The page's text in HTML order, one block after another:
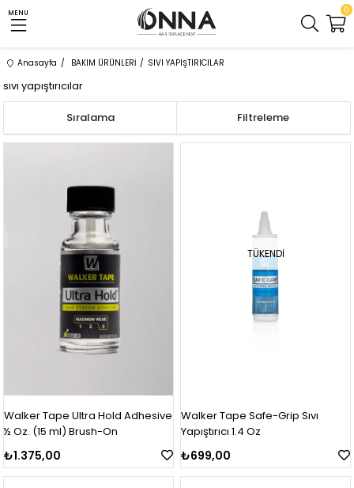
MENU 0
Anasayfa BAKIM ÜRÜNLERİ SIVI YAPIŞTIRICILAR
sıvı yapıştırıcılar
Filtreleme
Sıralama
Walker Tape Ultra Hold Adhesive
½ Oz. (15 ml) Brush-On
₺1.375,00
TÜKENDI
Walker Tape Safe-Grip Sıvı
Yapıştırıcı 1.4 Oz
₺699,00